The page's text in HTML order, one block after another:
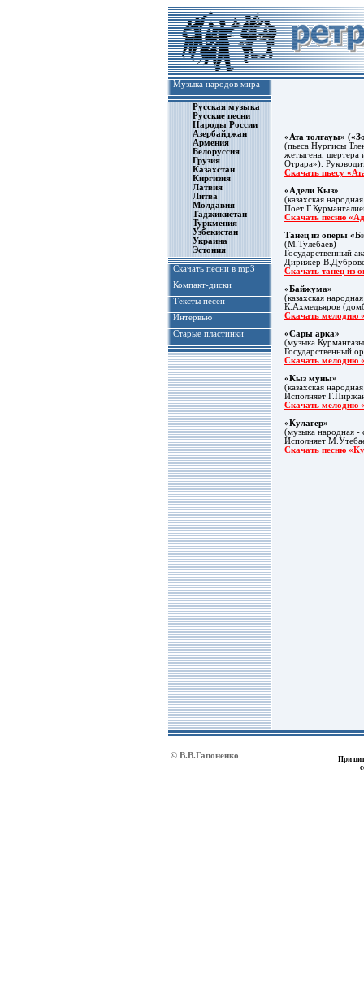
Музыка народов мира
Русская музыка
Русские песни
Народы России
Азербайджан
Армения
Белоруссия
Грузия
Казахстан
Киргизия
Латвия
Литва
Молдавия
Таджикистан
Туркмения
Узбекистан
Украина
Эстония
Скачать песни в mp3
Компакт-диски
Тексты песен
Интервью
Старые пластинки
«Ата толгауы»
(пьеса Нургисы
жетыгена, шертера
Отрара»).
Скачать пьесу
«Адели Кыз»
(казахская
Поет
Скачать песню
Танец из оперы
(М.Тулебаев)
Государственный
Дирижер
Скачать танец из
«Байжума»
(казахская
К.Ахмедьяров
Скачать мелодию
«Сары арка»
(музыка
Государственный
Скачать мелодию
«Кыз муны»
(казахская
Исполняет
Скачать мелодию
«Кулагер»
(музыка народная -
Исполняет
Скачать песню
© В.В.Гапоненко
При